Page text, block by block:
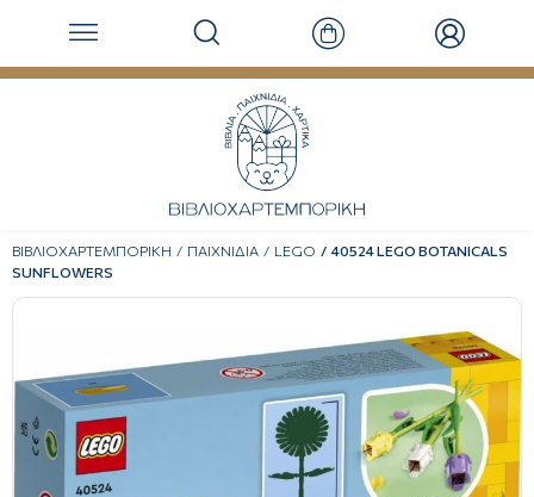
ΒΙΒΛΙΟΧΑΡΤΕΜΠΟΡΙΚΗ ΠΑΙΧΝΙΔΙΑ LEGO
40524 LEGO BOTANICALS
SUNFLOWERS